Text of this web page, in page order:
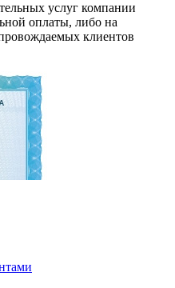
услуг компании
оплаты, либо на
клиентов